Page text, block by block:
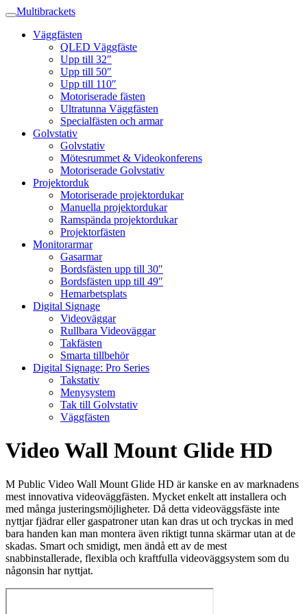
Multibrackets
Väggfästen
QLED Väggfäste
Upp till 32″
Upp till 50″
Upp till 110″
Motoriserade fästen
Ultratunna Väggfästen
Specialfästen och armar
Golvstativ
Golvstativ
Mötesrummet & Videokonferens
Motoriserade Golvstativ
Projektorduk
Motoriserade projektordukar
Manuella projektordukar
Ramspända projektordukar
Projektorfästen
Monitorarmar
Gasarmar
Bordsfästen upp till 30″
Bordsfästen upp till 49″
Hemarbetsplats
Digital Signage
Videoväggar
Rullbara Videoväggar
Takfästen
Smarta tillbehör
Digital Signage: Pro Series
Takstativ
Menysystem
Tak till Golvstativ
Väggfästen
Video Wall Mount Glide HD
M Public Video Wall Mount Glide HD är kanske en av marknadens
mest innovativa videoväggfästen. Mycket enkelt att installera och
med många justeringsmöjligheter. Då detta videoväggsfäste inte
nyttjar fjädrar eller gaspatroner utan kan dras ut och tryckas in med
bara handen kan man montera även riktigt tunna skärmar utan at de
skadas. Smart och smidigt, men ändå ett av de mest
snabbinstallerade, flexibla och kraftfulla videoväggsystem som du
någonsin har nyttjat.